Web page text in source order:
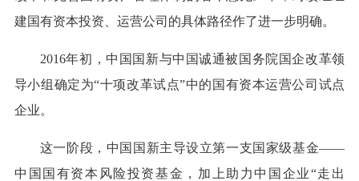
建国有资本投资、运营公司的具体路径作了进一步明确。
2016年初，中国国新与中国诚通被国务院国企改革领
导小组确定为“十项改革试点”中的国有资本运营公司试点
企业。
这一阶段，中国国新主导设立第一支国家级基金——
中国国有资本风险投资基金，加上助力中国企业“走出